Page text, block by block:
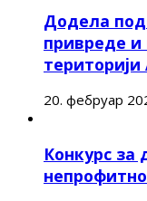
Додела
привреде
20. фебруар
Конкурс за